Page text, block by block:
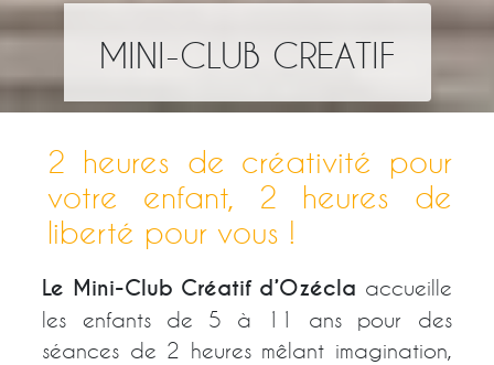
MINI-CLUB CREATIF
2 heures de créativité pour
votre enfant, 2 heures de
liberté pour vous !
Le Mini-Club Créatif d’Ozécla accueille
les enfants de 5 à 11 ans pour des
séances de 2 heures mêlant imagination,